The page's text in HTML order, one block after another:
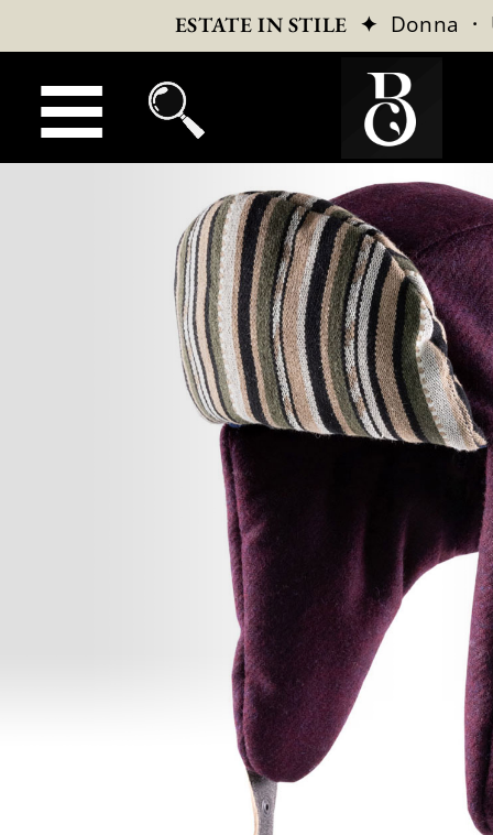
ESTATE IN STILE ✦ Donna ·